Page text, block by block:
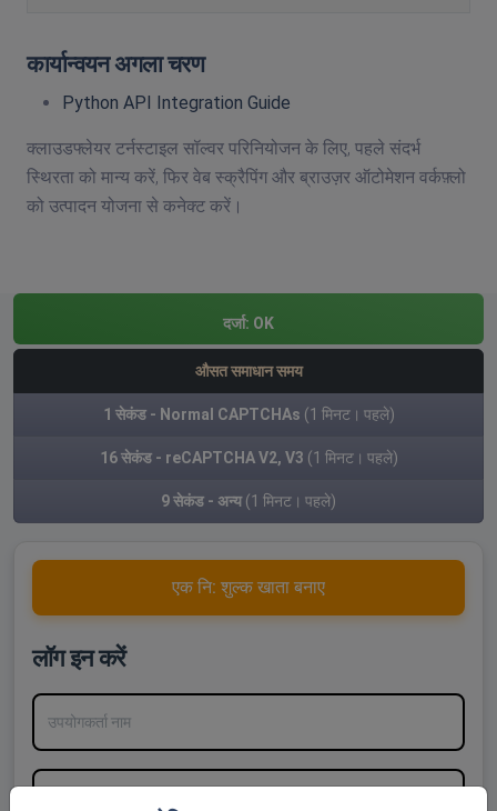
कार्यान्वयन अगला चरण
Python API Integration Guide
क्लाउडफ्लेयर टर्नस्टाइल सॉल्वर परिनियोजन के लिए, पहले संदर्भ
स्थिरता को मान्य करें, फिर वेब स्क्रैपिंग और ब्राउज़र ऑटोमेशन वर्कफ़्लो
को उत्पादन योजना से कनेक्ट करें।
दर्जा: OK
औसत समाधान समय
1 सेकंड - Normal CAPTCHAs (1 मिनट। पहले)
16 सेकंड - reCAPTCHA V2, V3 (1 मिनट। पहले)
9 सेकंड - अन्य(1 मिनट। पहले)
एक नि: शुल्क खाता बनाए
लॉग इन करें
उपयोगकर्ता नाम
पासवर्ड